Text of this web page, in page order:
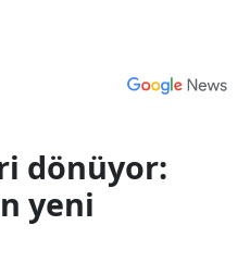
dönüyor:
yeni